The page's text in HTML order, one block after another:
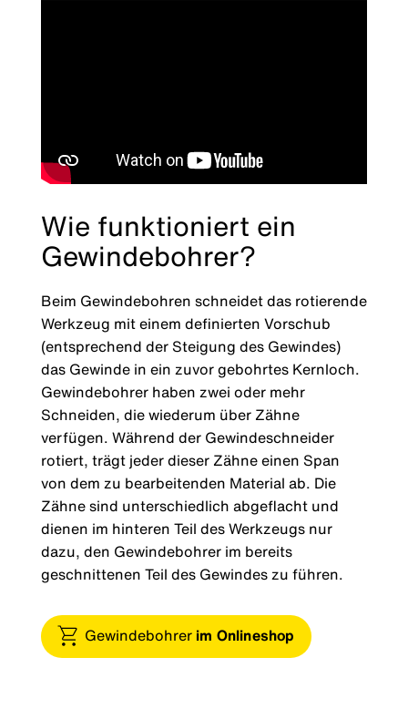
Wie funktioniert ein
Gewindebohrer?
Beim Gewindebohren schneidet das rotierende
Werkzeug mit einem definierten Vorschub
(entsprechend der Steigung des Gewindes)
das Gewinde in ein zuvor gebohrtes Kernloch.
Gewindebohrer haben zwei oder mehr
Schneiden, die wiederum über Zähne
verfügen. Während der Gewindeschneider
rotiert, trägt jeder dieser Zähne einen Span
von dem zu bearbeitenden Material ab. Die
Zähne sind unterschiedlich abgeflacht und
dienen im hinteren Teil des Werkzeugs nur
dazu, den Gewindebohrer im bereits
geschnittenen Teil des Gewindes zu führen.
Gewindebohrer im Onlineshop